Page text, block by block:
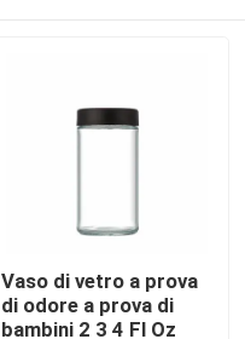
Vaso di vetro a prova
di odore a prova di
bambini 2 3 4 Fl Oz